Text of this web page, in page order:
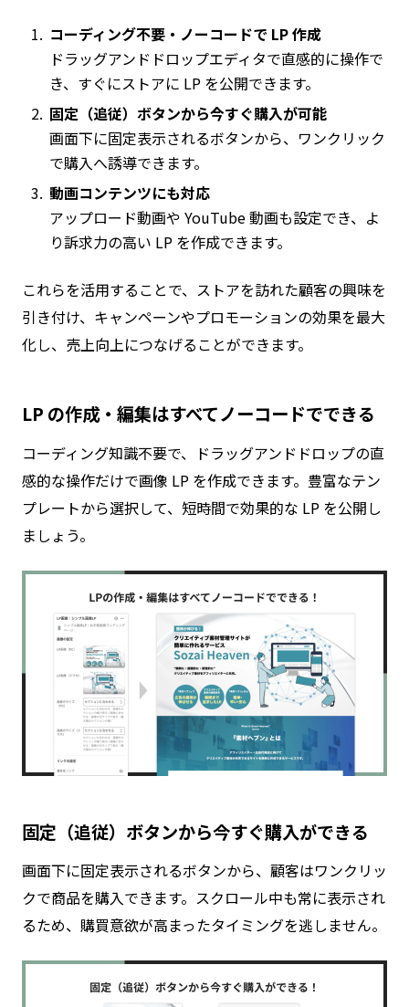
コーディング不要・ノーコードで LP 作成
ドラッグアンドドロップエディタで直感的に操作で
き、すぐにストアに LP を公開できます。
固定（追従）ボタンから今すぐ購入が可能
画面下に固定表示されるボタンから、ワンクリック
で購入へ誘導できます。
動画コンテンツにも対応
アップロード動画や YouTube 動画も設定でき、よ
り訴求力の高い LP を作成できます。
これらを活用することで、ストアを訪れた顧客の興味を
引き付け、キャンペーンやプロモーションの効果を最大
化し、売上向上につなげることができます。
LP の作成・編集はすべてノーコードでできる
コーディング知識不要で、ドラッグアンドドロップの直
感的な操作だけで画像 LP を作成できます。豊富なテン
プレートから選択して、短時間で効果的な LP を公開し
ましょう。
固定（追従）ボタンから今すぐ購入ができる
画面下に固定表示されるボタンから、顧客はワンクリッ
クで商品を購入できます。スクロール中も常に表示され
るため、購買意欲が高まったタイミングを逃しません。